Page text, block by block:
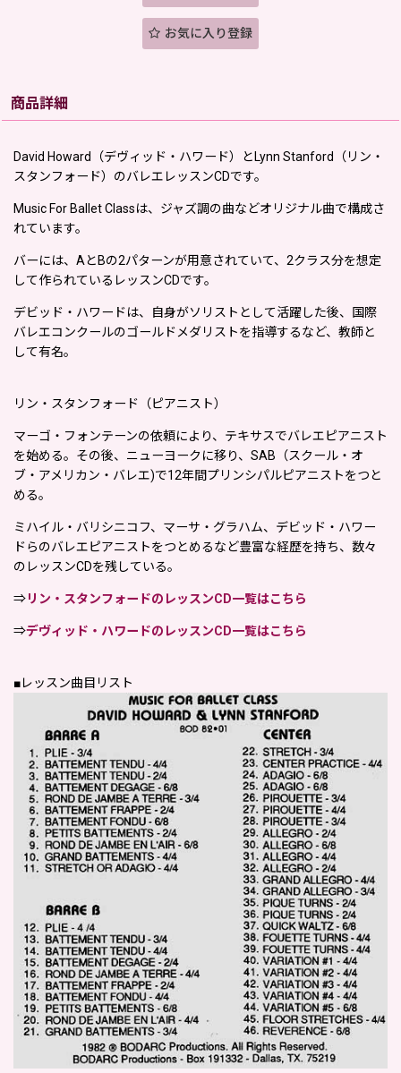
お気に入り登録
商品詳細
David Howard（デヴィッド・ハワード）とLynn Stanford（リン・
スタンフォード）のバレエレッスンCDです。
Music For Ballet Classは、ジャズ調の曲などオリジナル曲で構成さ
れています。
バーには、AとBの2パターンが用意されていて、2クラス分を想定
して作られているレッスンCDです。
デビッド・ハワードは、自身がソリストとして活躍した後、国際
バレエコンクールのゴールドメダリストを指導するなど、教師と
して有名。
リン・スタンフォード（ピアニスト）
マーゴ・フォンテーンの依頼により、テキサスでバレエピアニスト
を始める。その後、ニューヨークに移り、SAB（スクール・オ
ブ・アメリカン・バレエ)で12年間プリンシパルピアニストをつと
める。
ミハイル・バリシニコフ、マーサ・グラハム、デビッド・ハワー
ドらのバレエピアニストをつとめるなど豊富な経歴を持ち、数々
のレッスンCDを残している。
⇒リン・スタンフォードのレッスンCD一覧はこちら
⇒デヴィッド・ハワードのレッスンCD一覧はこちら
■レッスン曲目リスト